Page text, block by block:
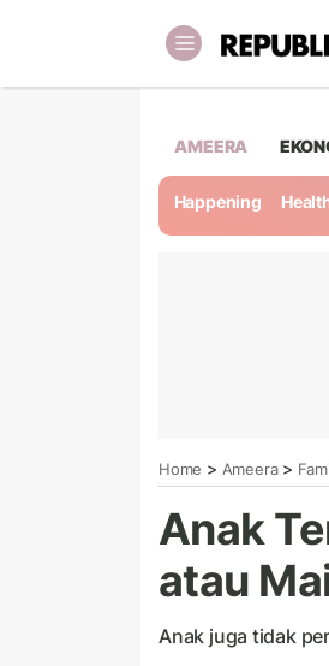
AMEERA
Happening
Home > Ameera>
Anak
atau
Anak juga tidak